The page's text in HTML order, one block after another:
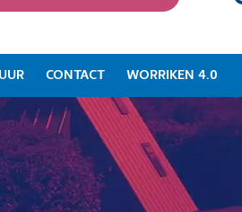
CONTACT WORRIKEN 4.0